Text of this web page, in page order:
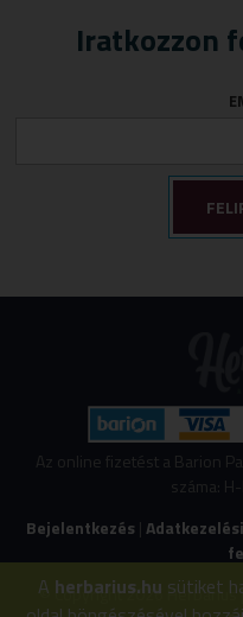
Iratkozzon
Az online fizetést a Barion
száma:
Bejelentkezés |
© Copyright 2026 Herbarius
A herbarius.hu sütiket